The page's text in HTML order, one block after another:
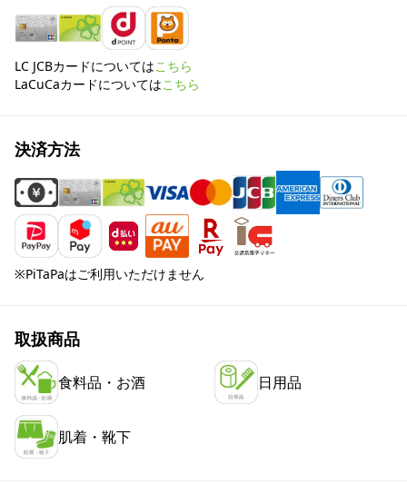
LC JCBカードについてはこちら
LaCuCaカードについてはこちら
決済方法
※PiTaPaはご利用いただけません
取扱商品
食料品・お酒 日用品
肌着・靴下